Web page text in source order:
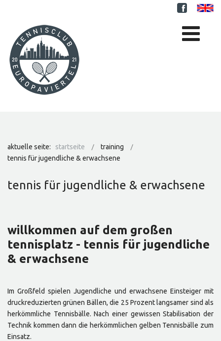
aktuelle seite: startseite
training
tennis für jugendliche & erwachsene
tennis für jugendliche & erwachsene
willkommen auf dem großen
tennisplatz - tennis für jugendliche
& erwachsene
Im Großfeld spielen Jugendliche und erwachsene Einsteiger mit
druckreduzierten grünen Bällen, die 25 Prozent langsamer sind als
herkömmliche Tennisbälle. Nach einer gewissen Stabilisation der
Technik kommen dann die herkömmlichen gelben Tennisbälle zum
Einsatz.